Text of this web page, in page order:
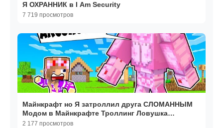
Я ОХРАННИК в I Am Security
7 719 просмотров
Майнкрафт но Я затроллил друга СЛОМАННЫМ
Модом в Майнкрафте Троллинг Ловушка
Minecraft
2 177 просмотров